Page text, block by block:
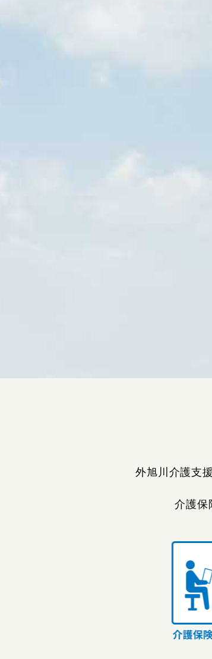
外旭川介護支
介護保